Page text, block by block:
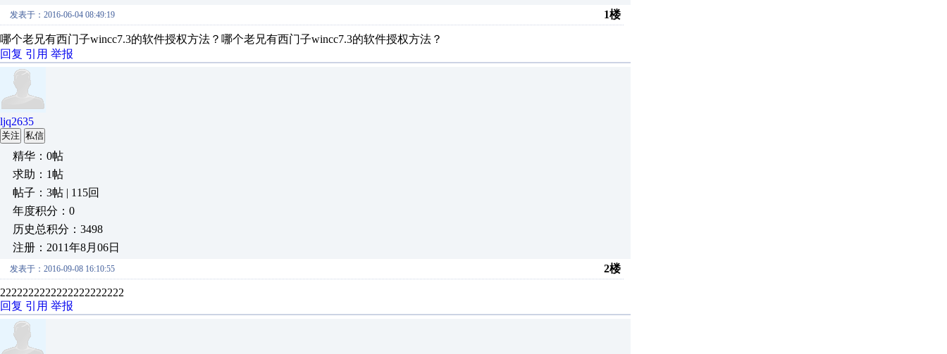
发表于：2016-06-04 08:49:19 1楼
哪个老兄有西门子wincc7.3的软件授权方法？哪个老兄有西门子wincc7.3的软件授权方法？
回复 引用 举报
ljq2635
关注 私信
精华：0帖
求助：1帖
帖子：3帖 | 115回
年度积分：0
历史总积分：3498
注册：2011年8月06日
发表于：2016-09-08 16:10:55
2楼
2222222222222222222222
回复 引用 举报